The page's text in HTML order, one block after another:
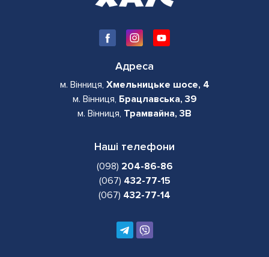
Адреса
м. Вінниця, Хмельницьке шосе, 4
м. Вінниця, Брацлавська, 39
м. Вінниця, Трамвайна, 3В
Наші телефони
(098) 204-86-86
(067) 432-77-15
(067) 432-77-14